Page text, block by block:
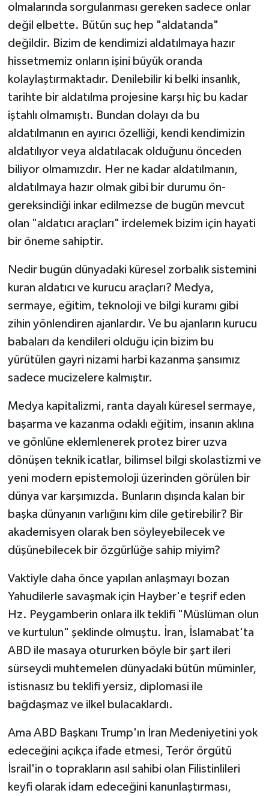
olmalarında sorgulanması gereken sadece onlar
değil elbette. Bütün suç hep "aldatanda"
değildir. Bizim de kendimizi aldatılmaya hazır
hissetmemiz onların işini büyük oranda
kolaylaştırmaktadır. Denilebilir ki belki insanlık,
tarihte bir aldatılma projesine karşı hiç bu kadar
iştahlı olmamıştı. Bundan dolayı da bu
aldatılmanın en ayırıcı özelliği, kendi kendimizin
aldatılıyor veya aldatılacak olduğunu önceden
biliyor olmamızdır. Her ne kadar aldatılmanın,
aldatılmaya hazır olmak gibi bir durumu ön-
gereksindiği inkar edilmezse de bugün mevcut
olan "aldatıcı araçları" irdelemek bizim için hayati
bir öneme sahiptir.
Nedir bugün dünyadaki küresel zorbalık sistemini
kuran aldatıcı ve kurucu araçları? Medya,
sermaye, eğitim, teknoloji ve bilgi kuramı gibi
zihin yönlendiren ajanlardır. Ve bu ajanların kurucu
babaları da kendileri olduğu için bizim bu
yürütülen gayri nizami harbi kazanma şansımız
sadece mucizelere kalmıştır.
Medya kapitalizmi, ranta dayalı küresel sermaye,
başarma ve kazanma odaklı eğitim, insanın aklına
ve gönlüne eklemlenerek protez birer uzva
dönüşen teknik icatlar, bilimsel bilgi skolastizmi ve
yeni modern epistemoloji üzerinden görülen bir
dünya var karşımızda. Bunların dışında kalan bir
başka dünyanın varlığını kim dile getirebilir? Bir
akademisyen olarak ben söyleyebilecek ve
düşünebilecek bir özgürlüğe sahip miyim?
Vaktiyle daha önce yapılan anlaşmayı bozan
Yahudilerle savaşmak için Hayber'e teşrif eden
Hz. Peygamberin onlara ilk teklifi "Müslüman olun
ve kurtulun" şeklinde olmuştu. İran, İslamabat'ta
ABD ile masaya otururken böyle bir şart ileri
sürseydi muhtemelen dünyadaki bütün müminler,
istisnasız bu teklifi yersiz, diplomasi ile
bağdaşmaz ve ilkel bulacaklardı.
Ama ABD Başkanı Trump'ın İran Medeniyetini yok
edeceğini açıkça ifade etmesi, Terör örgütü
İsrail'in o toprakların asıl sahibi olan Filistinlileri
keyfi olarak idam edeceğini kanunlaştırması,